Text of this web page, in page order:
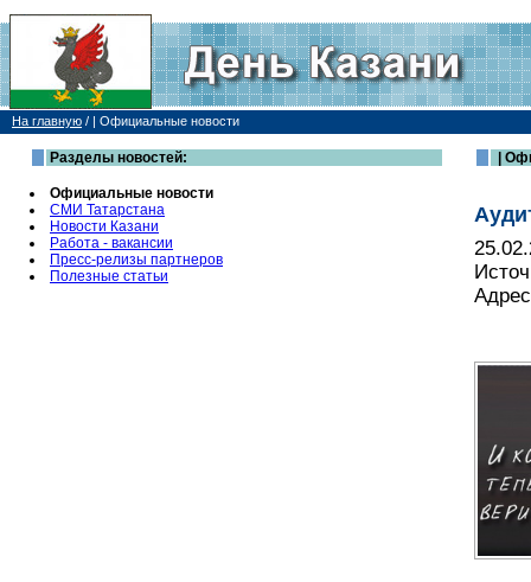
На главную / | Официальные новости
Разделы новостей:
Официальные новости
СМИ Татарстана
Новости Казани
Работа - вакансии
Пресс-релизы партнеров
Полезные статьи
|